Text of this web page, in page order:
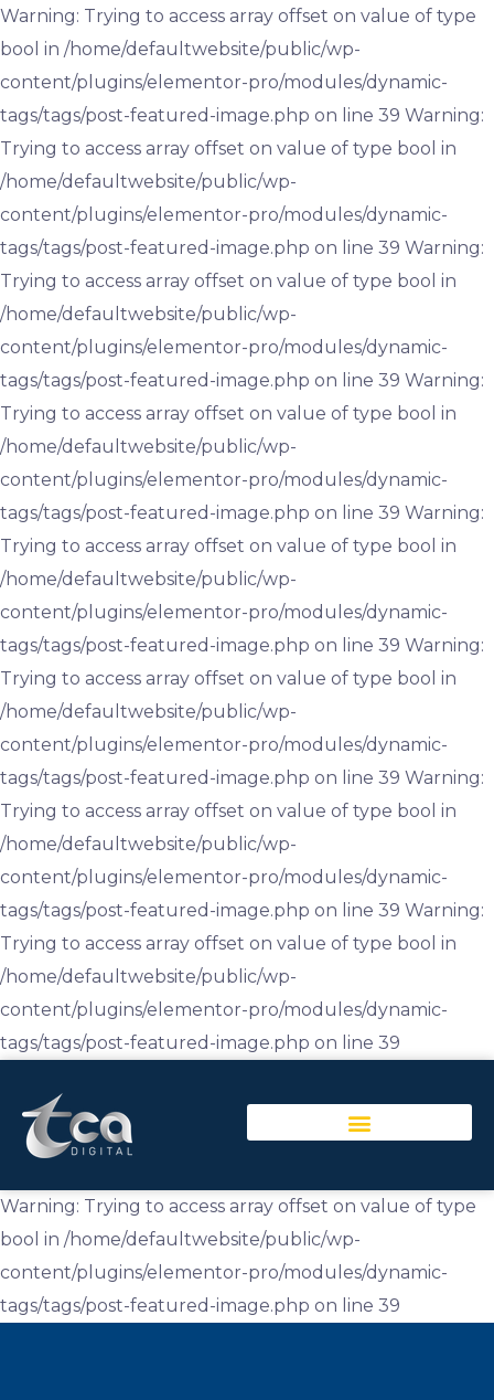
Warning: Trying to access array offset on value of type
bool in /home/defaultwebsite/public/wp-
content/plugins/elementor-pro/modules/dynamic-
tags/tags/post-featured-image.php on line 39 Warning:
Trying to access array offset on value of type bool in
/home/defaultwebsite/public/wp-
content/plugins/elementor-pro/modules/dynamic-
tags/tags/post-featured-image.php on line 39 Warning:
Trying to access array offset on value of type bool in
/home/defaultwebsite/public/wp-
content/plugins/elementor-pro/modules/dynamic-
tags/tags/post-featured-image.php on line 39 Warning:
Trying to access array offset on value of type bool in
/home/defaultwebsite/public/wp-
content/plugins/elementor-pro/modules/dynamic-
tags/tags/post-featured-image.php on line 39 Warning:
Trying to access array offset on value of type bool in
/home/defaultwebsite/public/wp-
content/plugins/elementor-pro/modules/dynamic-
tags/tags/post-featured-image.php on line 39 Warning:
Trying to access array offset on value of type bool in
/home/defaultwebsite/public/wp-
content/plugins/elementor-pro/modules/dynamic-
tags/tags/post-featured-image.php on line 39 Warning:
Trying to access array offset on value of type bool in
/home/defaultwebsite/public/wp-
content/plugins/elementor-pro/modules/dynamic-
tags/tags/post-featured-image.php on line 39 Warning:
Trying to access array offset on value of type bool in
/home/defaultwebsite/public/wp-
content/plugins/elementor-pro/modules/dynamic-
tags/tags/post-featured-image.php on line 39
Warning: Trying to access array offset on value of type
bool in /home/defaultwebsite/public/wp-
content/plugins/elementor-pro/modules/dynamic-
tags/tags/post-featured-image.php on line 39